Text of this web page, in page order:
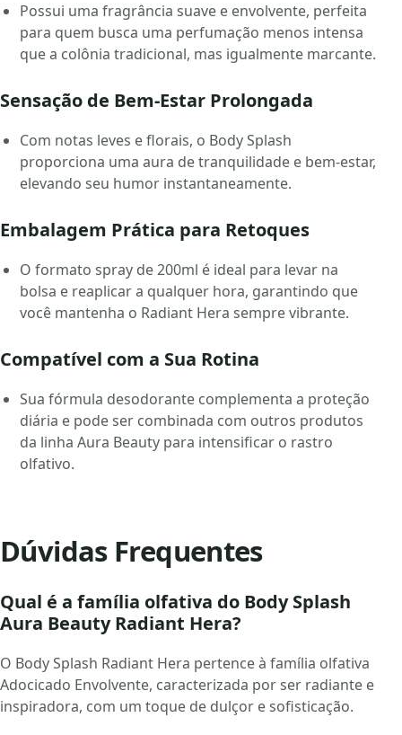
Possui uma fragrância suave e envolvente, perfeita
para quem busca uma perfumação menos intensa
que a colônia tradicional, mas igualmente marcante.
Sensação de Bem-Estar Prolongada
Com notas leves e florais, o Body Splash
proporciona uma aura de tranquilidade e bem-estar,
elevando seu humor instantaneamente.
Embalagem Prática para Retoques
O formato spray de 200ml é ideal para levar na
bolsa e reaplicar a qualquer hora, garantindo que
você mantenha o Radiant Hera sempre vibrante.
Compatível com a Sua Rotina
Sua fórmula desodorante complementa a proteção
diária e pode ser combinada com outros produtos
da linha Aura Beauty para intensificar o rastro
olfativo.
Dúvidas Frequentes
Qual é a família olfativa do Body Splash
Aura Beauty Radiant Hera?
O Body Splash Radiant Hera pertence à família olfativa
Adocicado Envolvente, caracterizada por ser radiante e
inspiradora, com um toque de dulçor e sofisticação.